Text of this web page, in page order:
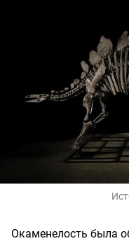
Окаменелость была